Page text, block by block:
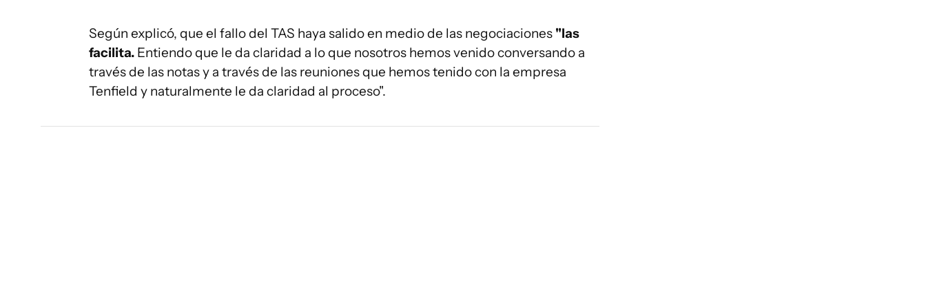
Según explicó, que el fallo del TAS haya salido en medio de las negociaciones "las
facilita. Entiendo que le da claridad a lo que nosotros hemos venido conversando a
través de las notas y a través de las reuniones que hemos tenido con la empresa
Tenfield y naturalmente le da claridad al proceso".